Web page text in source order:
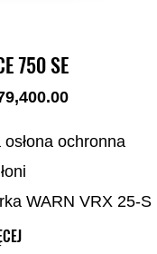
750 SE
ochronna
WARN VRX 25-S